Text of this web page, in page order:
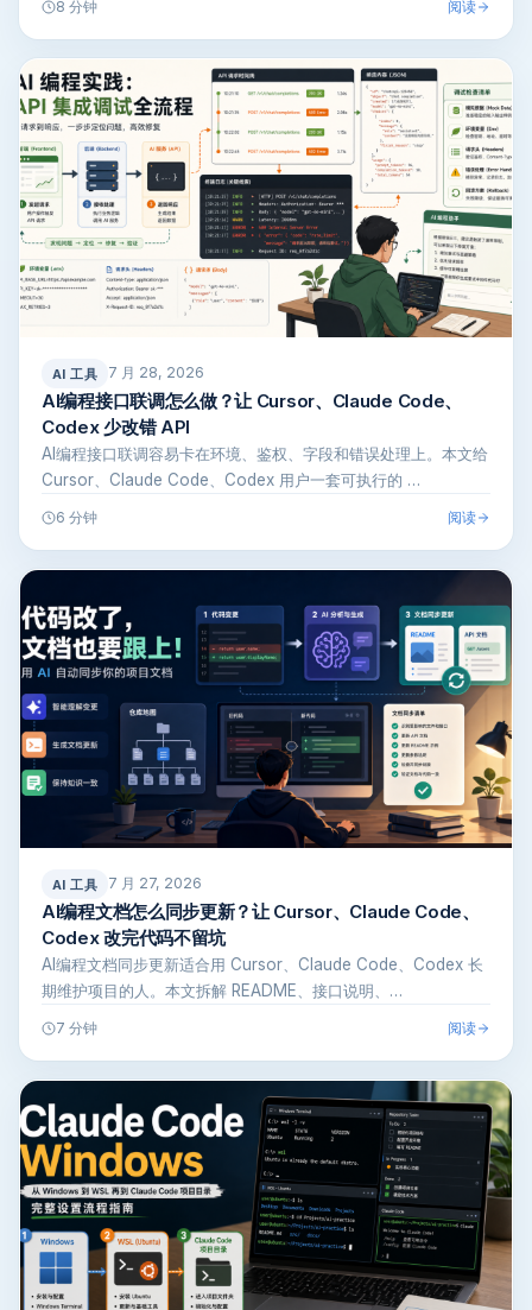
8 分钟 阅读
AI 工具 7 月 28, 2026
AI编程接口联调怎么做？让 Cursor、Claude Code、
Codex 少改错 API
AI编程接口联调容易卡在环境、鉴权、字段和错误处理上。本文给
Cursor、Claude Code、Codex 用户一套可执行的 …
6 分钟 阅读
AI 工具 7 月 27, 2026
AI编程文档怎么同步更新？让 Cursor、Claude Code、
Codex 改完代码不留坑
AI编程文档同步更新适合用 Cursor、Claude Code、Codex 长
期维护项目的人。本文拆解 README、接口说明、…
7 分钟 阅读